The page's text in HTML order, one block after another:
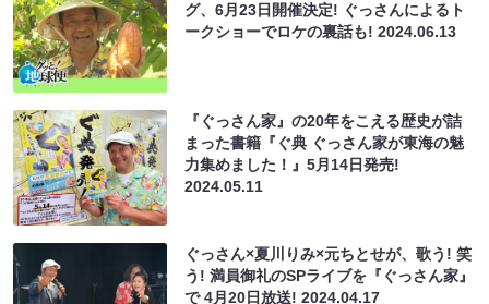
グ、6月23日開催決定! ぐっさんによるト
ークショーでロケの裏話も!2024.06.13
『ぐっさん家』の20年をこえる歴史が詰
まった書籍『ぐ典 ぐっさん家が東海の魅
力集めました！』5月14日発売!
2024.05.11
ぐっさん×夏川りみ×元ちとせが、歌う! 笑
う! 満員御礼のSPライブを『ぐっさん家』
で 4月20日放送!2024.04.17